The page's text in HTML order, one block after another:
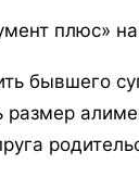
плюс»
бывшего
размер